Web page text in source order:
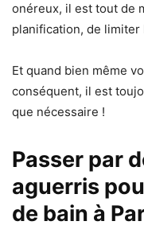
onéreux, il est tout de
planification, de limiter
Et quand bien même
conséquent, il est
que nécessaire !
Passer par
aguerris
de bain à